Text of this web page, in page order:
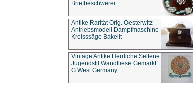
Briefbeschwerer
Antike Rarität Orig. Oesterwitz
Antriebsmodell Dampfmaschine
Kreisssäge Bakelit
Vintage Antike Herrliche Seltene
Jugendstil Wandfliese Gemarkt
G West Germany